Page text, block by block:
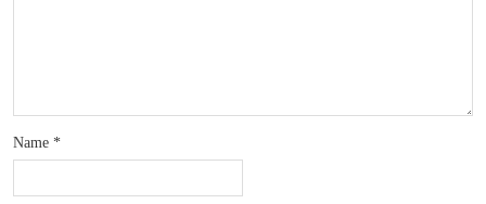
Name *